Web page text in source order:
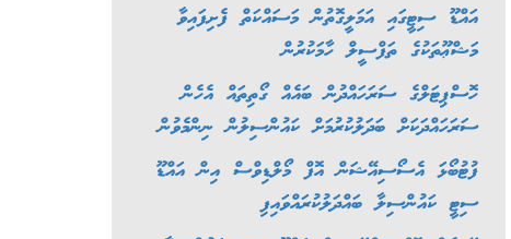
އައްޑޫ ސިޓީގައި އަމަލީގޮތުން މަސައްކަތް ފެށިފައިވާ
މަޝްޢޫތަކުގެ ތަފްސީލް ހާމަކުރުން
ހޮސްޕިޓަލްގެ ސަރަހައްދުން ބައެއް ގޯތިތައް އެހެން
ސަރަހައްދަކަށް ބަދަލުކުރުމަށް ކައުންސިލުން ނިންމެވުން
ފުޓުބޯޅަ އެސޯސިއޭޝަން އޮފް މޯލްޑިވްސް އިން އައްޑޫ
ސިޓީ ކައުންސިލާ ބައްދަލުކުރައްވައިފި